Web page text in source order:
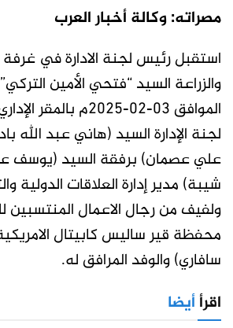
مصراته: وكالة أخبار العرب
استقبل رئيس لجنة الادارة في غرفة
والزراعة السيد “فتحي الأمين
الموافق 03-02-2025م
لجنة الإدارة السيد (هاني عبد الله
علي عصمان) برفقة السيد (يوسف عبد
شيبة) مدير إدارة العلاقات الدولية
ولفيف من رجال الاعمال المنتسبين
محفظة قير ساليس كابيتال
سافاري) والوفد المرافق له.
اقرأأيضا